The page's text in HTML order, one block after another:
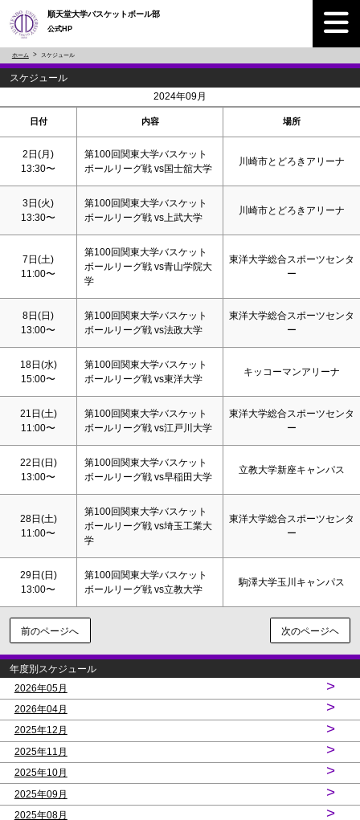
順天堂大学バスケットボール部
公式HP
ホーム スケジュール
スケジュール
2024年09月
日付 内容 場所
2日(月)
13:30〜
第100回関東大学バスケット
ボールリーグ戦 vs国士舘大学
川崎市とどろきアリーナ
3日(火)
13:30〜
第100回関東大学バスケット
ボールリーグ戦 vs上武大学
川崎市とどろきアリーナ
7日(土)
11:00〜
第100回関東大学バスケット
ボールリーグ戦 vs青山学院大
学
東洋大学総合スポーツセンタ
ー
8日(日)
13:00〜
第100回関東大学バスケット
ボールリーグ戦 vs法政大学
東洋大学総合スポーツセンタ
ー
18日(水)
15:00〜
第100回関東大学バスケット
ボールリーグ戦 vs東洋大学
キッコーマンアリーナ
21日(土)
11:00〜
第100回関東大学バスケット
ボールリーグ戦 vs江戸川大学
東洋大学総合スポーツセンタ
ー
22日(日)
13:00〜
第100回関東大学バスケット
ボールリーグ戦 vs早稲田大学
立教大学新座キャンパス
28日(土)
11:00〜
第100回関東大学バスケット
ボールリーグ戦 vs埼玉工業大
学
東洋大学総合スポーツセンタ
ー
29日(日)
13:00〜
第100回関東大学バスケット
ボールリーグ戦 vs立教大学
駒澤大学玉川キャンパス
前のページへ 次のページヘ
年度別スケジュール
2026年05月
>
2026年04月 >
2025年12月 >
2025年11月 >
2025年10月 >
2025年09月 >
2025年08月 >